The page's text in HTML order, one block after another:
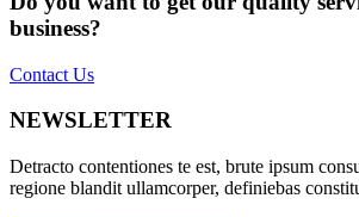
business?
Contact Us
NEWSLETTER
Detracto contentiones te est, brute ipsum
regione blandit ullamcorper, definiebas